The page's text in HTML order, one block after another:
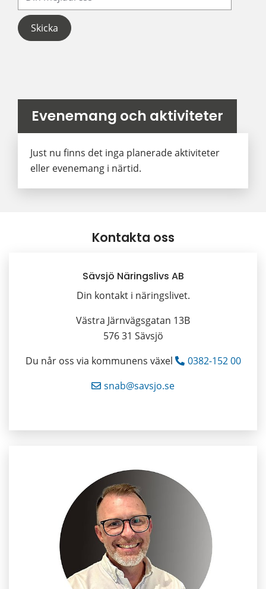
Evenemang och aktiviteter
Just nu finns det inga planerade aktiviteter
eller evenemang i närtid.
Kontakta oss
Sävsjö Näringslivs AB
Din kontakt i näringslivet.
Västra Järnvägsgatan 13B
576 31 Sävsjö
Du når oss via kommunens växel
0382-152 00
snab@savsjo.se